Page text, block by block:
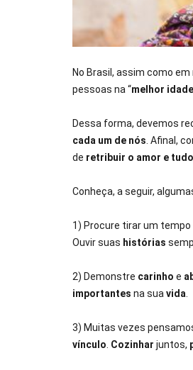
No Brasil, assim como
pessoas na “melhor idade
Dessa forma, devemos
cada um de nós . Afinal,
de retribuir o amor e
Conheça, a seguir,
1) Procure tirar um
Ouvir suas histórias
2) Demonstre carinho e
importantes na sua vida
3) Muitas vezes
vínculo Cozinhar juntos,